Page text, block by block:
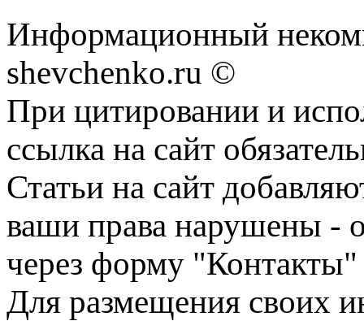
Информационный
shevchenko.ru ©
При цитировании и
ссылка на сайт
Статьи на сайт
ваши права нарушены -
через форму "Контакты"
Для размещения своих